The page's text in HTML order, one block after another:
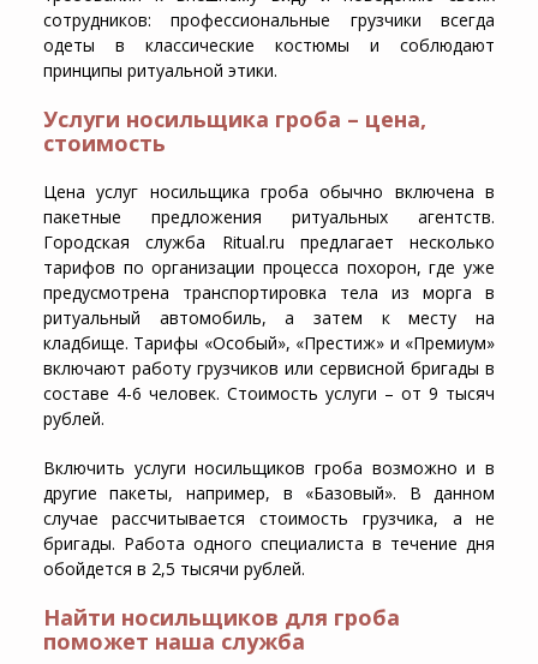
сотрудников: профессиональные грузчики всегда
одеты в классические костюмы и соблюдают
принципы ритуальной этики.
Услуги носильщика гроба – цена,
стоимость
Цена услуг носильщика гроба обычно включена в
пакетные предложения ритуальных агентств.
Городская служба Ritual.ru предлагает несколько
тарифов по организации процесса похорон, где уже
предусмотрена транспортировка тела из морга в
ритуальный автомобиль, а затем к месту на
кладбище. Тарифы «Особый», «Престиж» и «Премиум»
включают работу грузчиков или сервисной бригады в
составе 4-6 человек. Стоимость услуги – от 9 тысяч
рублей.
Включить услуги носильщиков гроба возможно и в
другие пакеты, например, в «Базовый». В данном
случае рассчитывается стоимость грузчика, а не
бригады. Работа одного специалиста в течение дня
обойдется в 2,5 тысячи рублей.
Найти носильщиков для гроба
поможет наша служба